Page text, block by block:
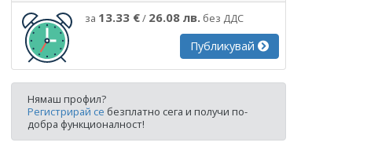
за 13.33 €/ 26.08 лв. без ДДС
Публикувай
Нямаш профил?
Регистрирай се безплатно сега и получи по-
добра функционалност!